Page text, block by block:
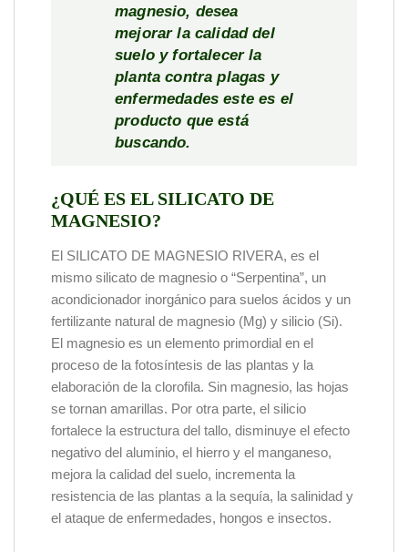
magnesio, desea
mejorar la calidad del
suelo y fortalecer la
planta contra plagas y
enfermedades este es el
producto que está
buscando.
¿QUÉ ES EL SILICATO DE
MAGNESIO?
El SILICATO DE MAGNESIO RIVERA, es el
mismo silicato de magnesio o “Serpentina”, un
acondicionador inorgánico para suelos ácidos y un
fertilizante natural de magnesio (Mg) y silicio (Si).
El magnesio es un elemento primordial en el
proceso de la fotosíntesis de las plantas y la
elaboración de la clorofila. Sin magnesio, las hojas
se tornan amarillas. Por otra parte, el silicio
fortalece la estructura del tallo, disminuye el efecto
negativo del aluminio, el hierro y el manganeso,
mejora la calidad del suelo, incrementa la
resistencia de las plantas a la sequía, la salinidad y
el ataque de enfermedades, hongos e insectos.